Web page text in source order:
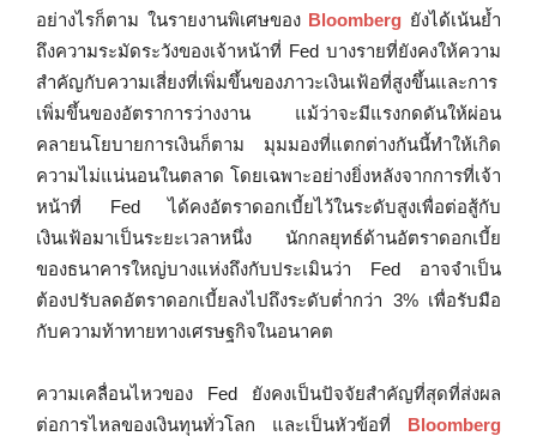
อย่างไรก็ตาม ในรายงานพิเศษของ Bloomberg ยังได้เน้นย้ำ
ถึงความระมัดระวังของเจ้าหน้าที่ Fed บางรายที่ยังคงให้ความ
สำคัญกับความเสี่ยงที่เพิ่มขึ้นของภาวะเงินเฟ้อที่สูงขึ้นและการ
เพิ่มขึ้นของอัตราการว่างงาน แม้ว่าจะมีแรงกดดันให้ผ่อน
คลายนโยบายการเงินก็ตาม มุมมองที่แตกต่างกันนี้ทำให้เกิด
ความไม่แน่นอนในตลาด โดยเฉพาะอย่างยิ่งหลังจากการที่เจ้า
หน้าที่ Fed ได้คงอัตราดอกเบี้ยไว้ในระดับสูงเพื่อต่อสู้กับ
เงินเฟ้อมาเป็นระยะเวลาหนึ่ง นักกลยุทธ์ด้านอัตราดอกเบี้ย
ของธนาคารใหญ่บางแห่งถึงกับประเมินว่า Fed อาจจำเป็น
ต้องปรับลดอัตราดอกเบี้ยลงไปถึงระดับต่ำกว่า 3% เพื่อรับมือ
กับความท้าทายทางเศรษฐกิจในอนาคต
ความเคลื่อนไหวของ Fed ยังคงเป็นปัจจัยสำคัญที่สุดที่ส่งผล
ต่อการไหลของเงินทุนทั่วโลก และเป็นหัวข้อที่ Bloomberg